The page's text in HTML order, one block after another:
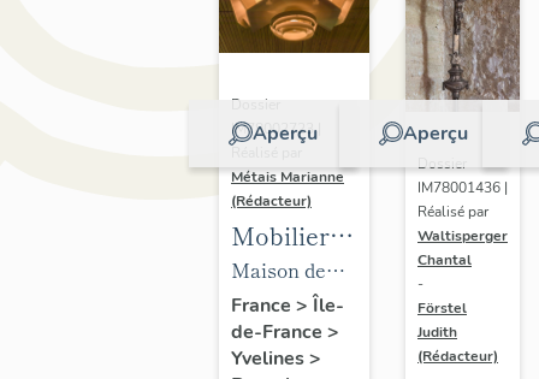
Aperçu
Dossier
IM78002723 |
Métais Marianne
(Rédacteur)
Mobilier
de la
maison
Louis
Carré
Maison de
villégiature
dite maison
Louis Carré
France > Île-
de-France >
Yvelines>
Aperçu
Dossier
IM78001436 |
Réalisé par
Waltisperger
Chantal
-
Förstel
Judith
(Rédacteur)